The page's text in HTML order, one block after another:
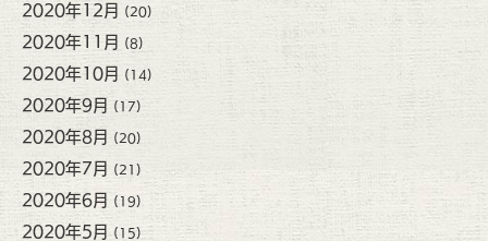
2020年12月 (20)
2020年11月 (8)
2020年10月 (14)
2020年9月 (17)
2020年8月 (20)
2020年7月 (21)
2020年6月 (19)
2020年5月 (15)